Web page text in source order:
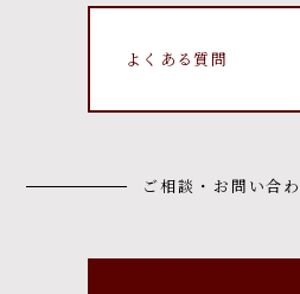
よくある質問
ご相談・お問い合